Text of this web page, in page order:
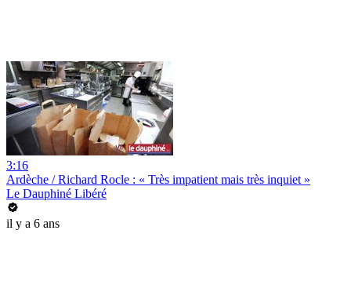
3:16
Ardèche / Richard Rocle : « Très impatient mais très inquiet »
Le Dauphiné Libéré
il y a 6 ans